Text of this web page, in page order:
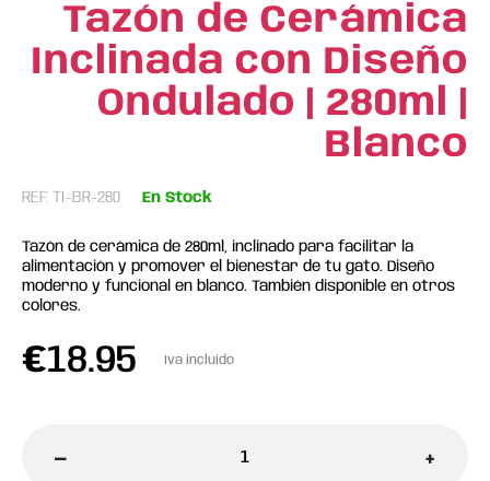
Tazón de Cerámica
Inclinada con Diseño
Ondulado | 280ml |
Blanco
REF: TI-BR-280 En Stock
Tazón de cerámica de 280ml, inclinado para facilitar la
alimentación y promover el bienestar de tu gato. Diseño
moderno y funcional en blanco. También disponible en otros
colores.
€18.95 Iva incluido
- +